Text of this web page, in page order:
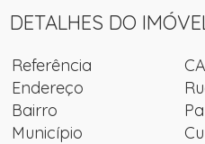
DETALHES DO
Referência
Endereço
Bairro
Município